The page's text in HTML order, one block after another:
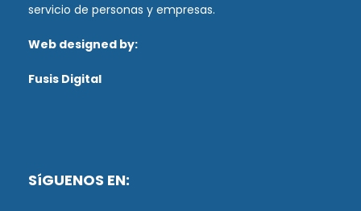
servicio de personas y empresas.
Web designed by:
Fusis Digital
SíGUENOS EN: